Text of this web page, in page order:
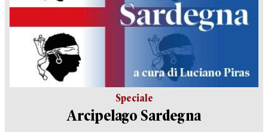
Speciale
Arcipelago Sardegna